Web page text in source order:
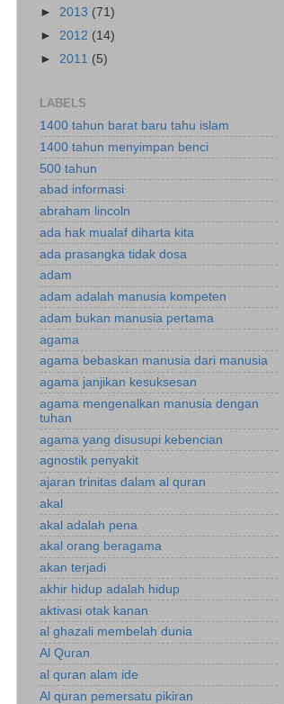
► 2013 (71)
► 2012 (14)
► 2011 (5)
LABELS
1400 tahun barat baru tahu islam
1400 tahun menyimpan benci
500 tahun
abad informasi
abraham lincoln
ada hak mualaf diharta kita
ada prasangka tidak dosa
adam
adam adalah manusia kompeten
adam bukan manusia pertama
agama
agama bebaskan manusia dari manusia
agama janjikan kesuksesan
agama mengenalkan manusia dengan
tuhan
agama yang disusupi kebencian
agnostik penyakit
ajaran trinitas dalam al quran
akal
akal adalah pena
akal orang beragama
akan terjadi
akhir hidup adalah hidup
aktivasi otak kanan
al ghazali membelah dunia
Al Quran
al quran alam ide
Al quran pemersatu pikiran